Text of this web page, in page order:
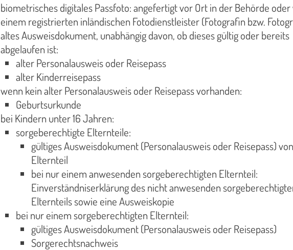
biometrisches digitales Passfoto: angefertigt vor Ort in der Behörde oder
einem registrierten inländischen Fotodienstleister (Fotografin bzw.
altes Ausweisdokument, unabhängig davon, ob dieses gültig oder bereits
abgelaufen ist:
alter Personalausweis oder Reisepass
alter Kinderreisepass
wenn kein alter Personalausweis oder Reisepass vorhanden:
Geburtsurkunde
bei Kindern unter 16 Jahren:
sorgeberechtigte Elternteile:
gültiges Ausweisdokument (Personalausweis oder Reisepass)
Elternteil
bei nur einem anwesenden sorgeberechtigten Elternteil:
Einverständniserklärung des nicht anwesenden
Elternteils sowie eine Ausweiskopie
bei nur einem sorgeberechtigten Elternteil:
gültiges Ausweisdokument (Personalausweis oder Reisepass)
Sorgerechtsnachweis